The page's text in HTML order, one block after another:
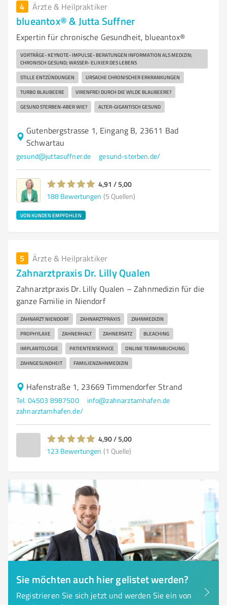
4 Ärzte & Heilpraktiker
blueantox® & Jutta Suffner
Expertin für chronische Gesundheit, blueantox®
VORTRÄGE- KEYNOTE- IMPULSE- BERATUNGEN INFORMATION ALS MEDIZIN;
CHRONISCH GESUND; WASSER- ELIXIER DES LEBENS
STILLE ENTZÜNDUNGEN URSACHE CHRONISCHER ERKRANKUNGEN
TURBO BLAUBEERE VIRENFREI DURCH DIE WILDE BLAUBEERE?
GESUND STERBEN-ABER WIE? ALTER-GIGANTISCH GESUND
Gutenbergstrasse 1, Eingang B, 23611 Bad
Schwartau
gesund@juttasuffner.de gesund-sterben.de/
4,91 / 5,00
188 Bewertungen (5 Quellen)
VON KUNDEN EMPFOHLEN
5 Ärzte & Heilpraktiker
Zahnarztpraxis Dr. Lilly Qualen
Zahnarztpraxis Dr. Lilly Qualen – Zahnmedizin für die
ganze Familie in Niendorf
ZAHNARZT NIENDORF ZAHNARZTPRAXIS ZAHNMEDIZIN
PROPHYLAXE ZAHNERHALT ZAHNERSATZ BLEACHING
IMPLANTOLOGIE PATIENTENSERVICE ONLINE TERMINBUCHUNG
ZAHNGESUNDHEIT FAMILIENZAHNMEDIZIN
Hafenstraße 1, 23669 Timmendorfer Strand
Tel. 04503 8987500
info@zahnarztamhafen.de
zahnarztamhafen.de/
4,90 / 5,00
123 Bewertungen (1 Quelle)
Sie möchten auch hier gelistet werden?
Registrieren Sie sich jetzt und werden Sie ein von